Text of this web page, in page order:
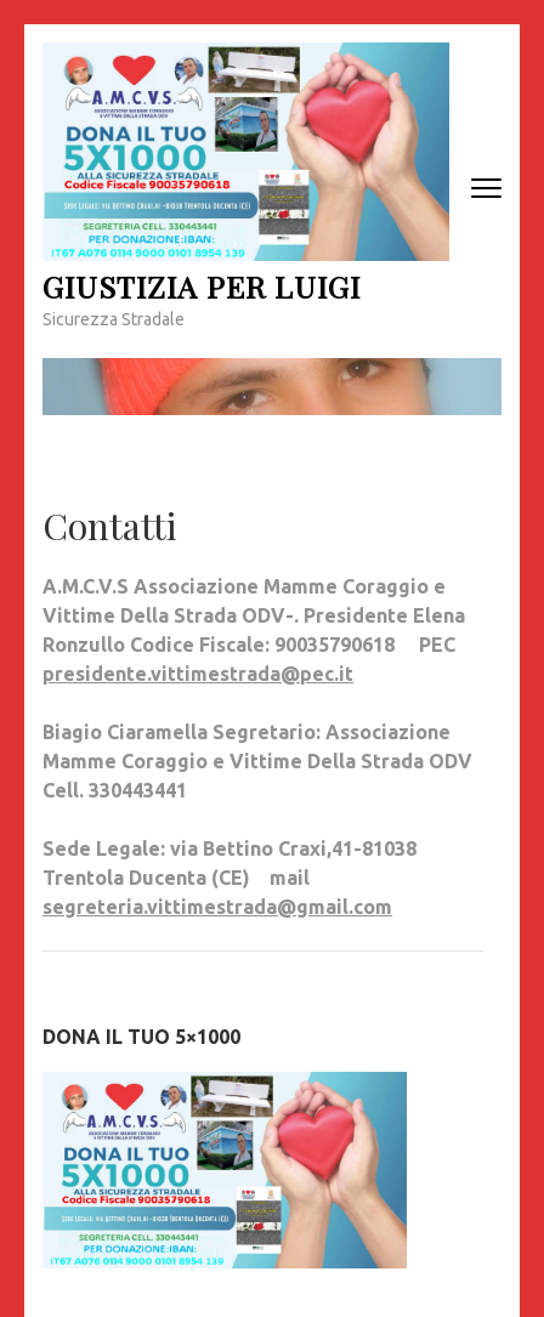
contenuto
(premi
invio)
GIUSTIZIA PER LUIGI
Sicurezza Stradale
Contatti
A.M.C.V.S Associazione Mamme Coraggio e
Vittime Della Strada ODV-. Presidente Elena
Ronzullo Codice Fiscale: 90035790618 PEC
presidente.vittimestrada@pec.it
Biagio Ciaramella Segretario: Associazione
Mamme Coraggio e Vittime Della Strada ODV
Cell. 330443441
Sede Legale: via Bettino Craxi,41-81038
Trentola Ducenta (CE) mail
segreteria.vittimestrada@gmail.com
DONA IL TUO 5×1000